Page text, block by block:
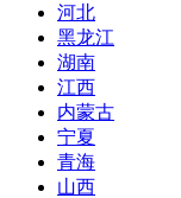
河北
黑龙江
湖南
江西
内蒙古
宁夏
青海
山西